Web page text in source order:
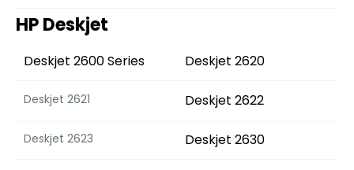
HP Deskjet
Deskjet 2600 Series Deskjet 2620
Deskjet 2621 Deskjet 2622
Deskjet 2623 Deskjet 2630